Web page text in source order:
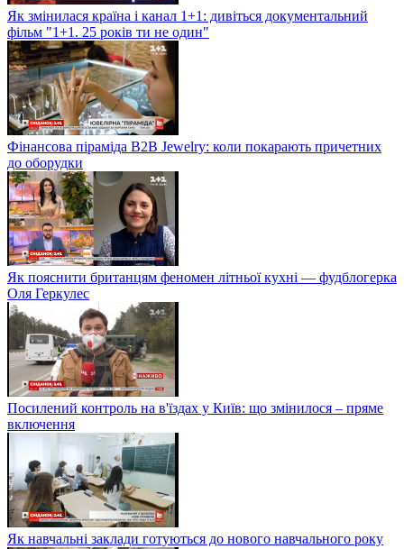
Як змінилася країна і канал 1+1: дивіться документальний
фільм "1+1. 25 років ти не один"
Фінансова піраміда B2B Jewelry: коли покарають причетних
до оборудки
Як пояснити британцям феномен літньої кухні — фудблогерка
Оля Геркулес
Посилений контроль на в'їздах у Київ: що змінилося – пряме
включення
Як навчальні заклади готуються до нового навчального року